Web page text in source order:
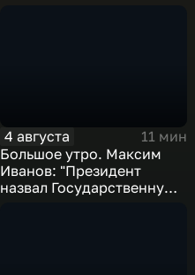
4 августа
11 мин
Большое утро. Максим
Иванов: "Президент
назвал Государственную